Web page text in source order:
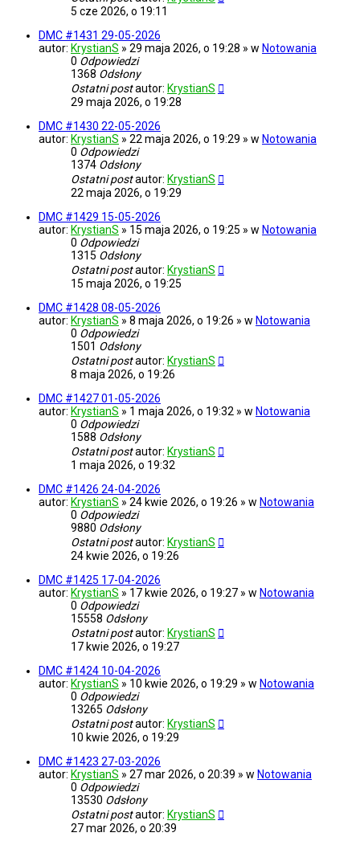
5 cze 2026, o 19:11
DMC #1431 29-05-2026
autor: KrystianS » 29 maja 2026, o 19:28 » w Notowania
0 Odpowiedzi
1368 Odsłony
Ostatni postautor: KrystianS
29 maja 2026, o 19:28
DMC #1430 22-05-2026
autor: KrystianS » 22 maja 2026, o 19:29 » w Notowania
0 Odpowiedzi
1374 Odsłony
Ostatni postautor: KrystianS
22 maja 2026, o 19:29
DMC #1429 15-05-2026
autor: KrystianS » 15 maja 2026, o 19:25 » w Notowania
0 Odpowiedzi
1315 Odsłony
Ostatni postautor: KrystianS
15 maja 2026, o 19:25
DMC #1428 08-05-2026
autor: KrystianS » 8 maja 2026, o 19:26 » w Notowania
0 Odpowiedzi
1501 Odsłony
Ostatni postautor: KrystianS
8 maja 2026, o 19:26
DMC #1427 01-05-2026
autor: KrystianS » 1 maja 2026, o 19:32 » w Notowania
0 Odpowiedzi
1588 Odsłony
Ostatni postautor: KrystianS
1 maja 2026, o 19:32
DMC #1426 24-04-2026
autor: KrystianS » 24 kwie 2026, o 19:26 » w Notowania
0 Odpowiedzi
9880 Odsłony
Ostatni postautor: KrystianS
24 kwie 2026, o 19:26
DMC #1425 17-04-2026
autor: KrystianS » 17 kwie 2026, o 19:27 » w Notowania
0 Odpowiedzi
15558 Odsłony
Ostatni postautor: KrystianS
17 kwie 2026, o 19:27
DMC #1424 10-04-2026
autor: KrystianS » 10 kwie 2026, o 19:29 » w Notowania
0 Odpowiedzi
13265 Odsłony
Ostatni postautor: KrystianS
10 kwie 2026, o 19:29
DMC #1423 27-03-2026
autor: KrystianS » 27 mar 2026, o 20:39 » w Notowania
0 Odpowiedzi
13530 Odsłony
Ostatni postautor: KrystianS
27 mar 2026, o 20:39